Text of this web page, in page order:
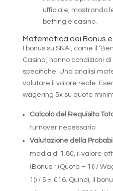
ufficiale, mostrando
betting e casino.
Matematica dei Bonus
I bonus su SNAI, come il
Casino’, hanno condizioni
specifiche. Una analisi
valutare il valore reale.
wagering 5x su quote
Calcolo del Requisito
turnover necessario.
Valutazione della
media di 1.80, il valore
(Bonus * (Quota – 1)) /
1)) / 5 = €16. Quindi, il